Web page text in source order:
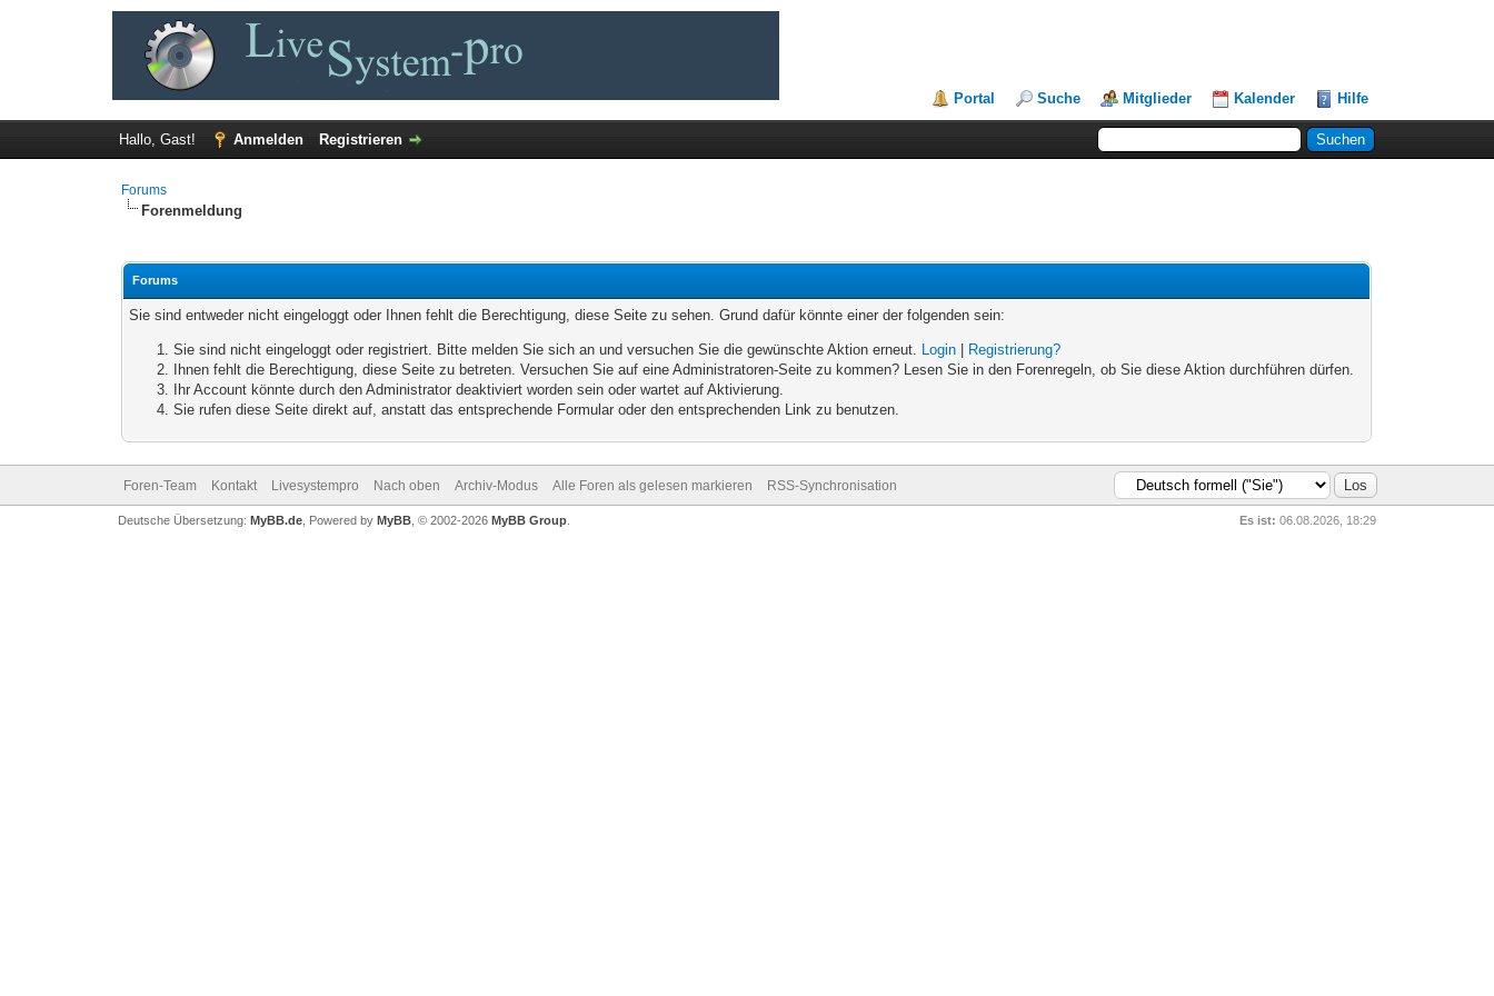
Portal Suche Mitglieder Kalender Hilfe
Hallo, Gast! Anmelden Registrieren
Forums
Forenmeldung
Forums
Sie sind entweder nicht eingeloggt oder Ihnen fehlt die Berechtigung, diese Seite zu sehen. Grund dafür könnte einer der folgenden sein:
Sie sind nicht eingeloggt oder registriert. Bitte melden Sie sich an und versuchen Sie die gewünschte Aktion erneut. Login
Registrierung?
Ihnen fehlt die Berechtigung, diese Seite zu betreten. Versuchen Sie auf eine Administratoren-Seite zu kommen? Lesen Sie in den Forenregeln, ob Sie diese Aktion durchführen dürfen.
Ihr Account könnte durch den Administrator deaktiviert worden sein oder wartet auf Aktivierung.
Sie rufen diese Seite direkt auf, anstatt das entsprechende Formular oder den entsprechenden Link zu benutzen.
Foren-Team Kontakt Livesystempro Nach oben Archiv-Modus Alle Foren als gelesen markieren RSS-Synchronisation
Es ist: 06.08.2026, 18:29
Deutsche Übersetzung: MyBB.de, Powered by MyBB, © 2002-2026 MyBB Group.